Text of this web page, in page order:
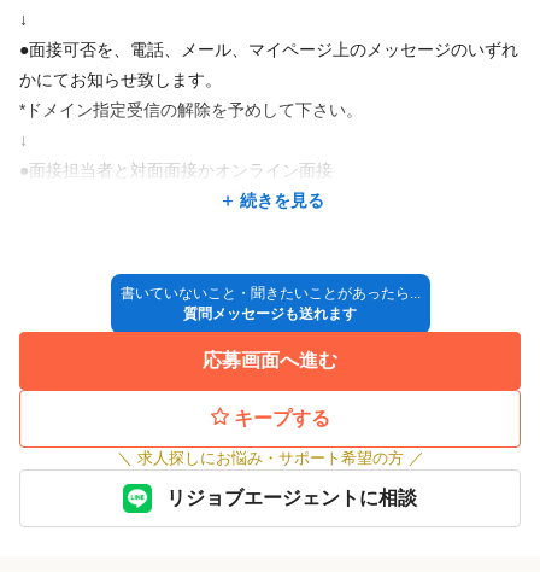
『スタッフ満足度🟰顧客満足度』
shはこれまでもこれからもチャレンジし続けていきます。
その先に必ずスタッフにとって楽しい職場、豊かな生活が有ると
信じています。
↓
●面接可否を、電話、メール、マイページ上のメッセージのいずれ
かにてお知らせ致します。
*ドメイン指定受信の解除を予めして下さい。
↓
●面接担当者と対面面接かオンライン面接
*採用方法が変更となる場合もございますので、ご了承ください。
続きを見る
書いていないこと・聞きたいことがあったら...
質問メッセージも送れます
応募画面へ進む
キープする
＼ 求人探しにお悩み・サポート希望の方 ／
リジョブエージェントに相談